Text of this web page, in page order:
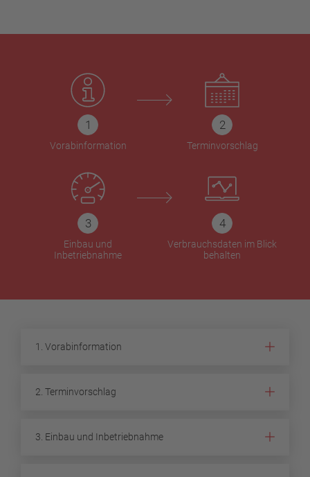
Vorabinformation Terminvorschlag
Einbau und
Inbetriebnahme
Verbrauchsdaten im Blick
behalten
1. Vorabinformation
2. Terminvorschlag
3. Einbau und Inbetriebnahme